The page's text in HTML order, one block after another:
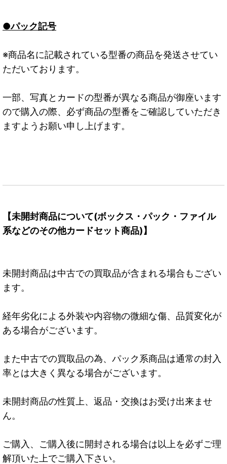
●パック記号
※商品名に記載されている型番の商品を発送させてい
ただいております。
一部、写真とカードの型番が異なる商品が御座います
ので購入の際、必ず商品の型番をご確認していただき
ますようお願い申し上げます。
【未開封商品について(ボックス・パック・ファイル
系などのその他カードセット商品)】
未開封商品は中古での買取品が含まれる場合もござい
ます。
経年劣化による外装や内容物の微細な傷、品質変化が
ある場合がございます。
また中古での買取品の為、パック系商品は通常の封入
率とは大きく異なる場合がございます。
未開封商品の性質上、返品・交換はお受け出来ませ
ん。
ご購入、ご購入後に開封される場合は以上を必ずご理
解頂いた上でご購入下さい。